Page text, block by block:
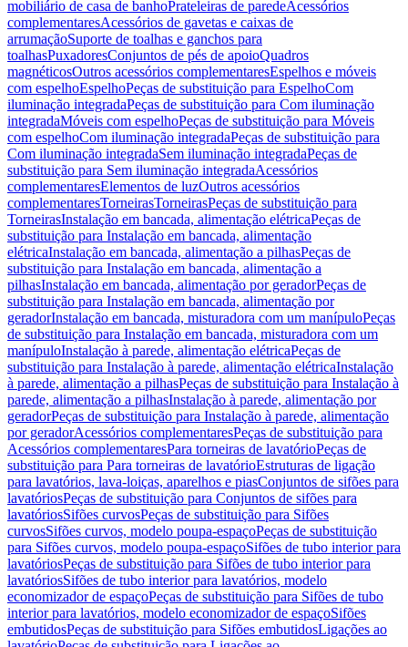
mobiliário de casa de banhoPrateleiras de paredeAcessórios
complementaresAcessórios de gavetas e caixas de
arrumaçãoSuporte de toalhas e ganchos para
toalhasPuxadoresConjuntos de pés de apoioQuadros
magnéticosOutros acessórios complementaresEspelhos e móveis
com espelhoEspelhoPeças de substituição para EspelhoCom
iluminação integradaPeças de substituição para Com iluminação
integradaMóveis com espelhoPeças de substituição para Móveis
com espelhoCom iluminação integradaPeças de substituição para
Com iluminação integradaSem iluminação integradaPeças de
substituição para Sem iluminação integradaAcessórios
complementaresElementos de luzOutros acessórios
complementaresTorneirasTorneirasPeças de substituição para
TorneirasInstalação em bancada, alimentação elétricaPeças de
substituição para Instalação em bancada, alimentação
elétricaInstalação em bancada, alimentação a pilhasPeças de
substituição para Instalação em bancada, alimentação a
pilhasInstalação em bancada, alimentação por geradorPeças de
substituição para Instalação em bancada, alimentação por
geradorInstalação em bancada, misturadora com um manípuloPeças
de substituição para Instalação em bancada, misturadora com um
manípuloInstalação à parede, alimentação elétricaPeças de
substituição para Instalação à parede, alimentação elétricaInstalação
à parede, alimentação a pilhasPeças de substituição para Instalação à
parede, alimentação a pilhasInstalação à parede, alimentação por
geradorPeças de substituição para Instalação à parede, alimentação
por geradorAcessórios complementaresPeças de substituição para
Acessórios complementaresPara torneiras de lavatórioPeças de
substituição para Para torneiras de lavatórioEstruturas de ligação
para lavatórios, lava-loiças, aparelhos e piasConjuntos de sifões para
lavatóriosPeças de substituição para Conjuntos de sifões para
lavatóriosSifões curvosPeças de substituição para Sifões
curvosSifões curvos, modelo poupa-espaçoPeças de substituição
para Sifões curvos, modelo poupa-espaçoSifões de tubo interior para
lavatóriosPeças de substituição para Sifões de tubo interior para
lavatóriosSifões de tubo interior para lavatórios, modelo
economizador de espaçoPeças de substituição para Sifões de tubo
interior para lavatórios, modelo economizador de espaçoSifões
embutidosPeças de substituição para Sifões embutidosLigações ao